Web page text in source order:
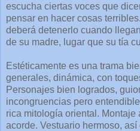
escucha ciertas voces que
pensar en hacer cosas
deberá detenerlo cuando
de su madre, lugar que su tía
Estéticamente es una trama
generales, dinámica, con
Personajes bien logrados,
incongruencias pero
rica mitología oriental. Montaje
acorde. Vestuario hermoso,